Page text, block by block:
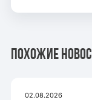
Похожие
02.08.2026